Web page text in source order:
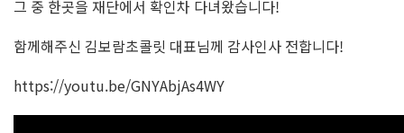
그 중 한곳을 재단에서 확인차 다녀왔습니다!
함께해주신 김보람초콜릿 대표님께 감사인사 전합니다!
https://youtu.be/GNYAbjAs4WY